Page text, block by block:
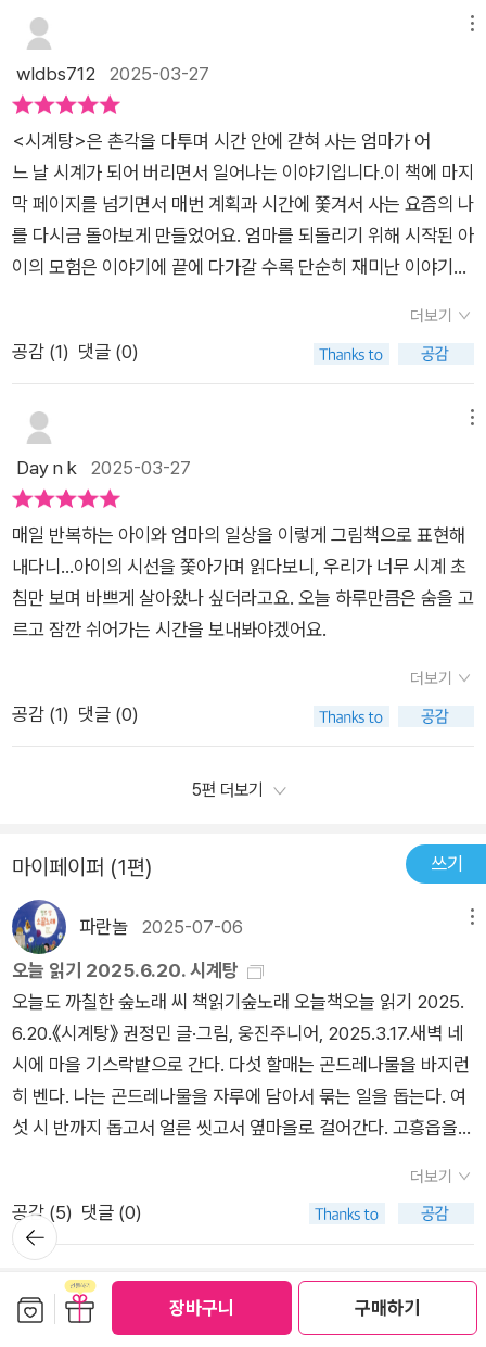
장바구니 구매하기
스로·집·마을·손발’이라는 대목을 아이와 어버이가 처음부터 다시
짚도록 이끄는 얼거리로 짜지 못 했기에 아쉽습니다.ㅍㄹㄴ※ 글
쓴이숲노래·파란놀(최종규) : 우리말꽃(국어사전)을 씁니다. “말
꽃 짓는 책숲, 숲노래”라는 이름으로 시골인 전남 고흥에서 서재
도서관·책박물관을 꾸립니다. ‘보리 국어사전’ 편집장을 맡았고,
‘이오덕 어른 유고’를 갈무리했습니다. 《새로 쓰는 말밑 꾸러미
사전》, 《들꽃내음 따라 걷다가 작은책집을 보았습니다》, 《우리말
꽃》, 《미래세대를 위한 우리말과 문해력》, 《쉬운 말이 평화》, 《곁
말》, 《곁책》, 《새로 쓰는 말밑 꾸러미 사전》, 《새로 쓰는 비슷한말
꾸러미 사전》, 《책숲마실》, 《우리말 수수께끼 동시》, 《우리말 동
시 사전》, 《우리말 글쓰기 사전》, 《이오덕 마음 읽기》, 《시골에서
살림 짓는 즐거움》, 《숲에서 살려낸 우리말》, 《마을에서 살려낸
우리말》, 《읽는 우리말 사전 1·2·3》 들을 썼습니다. blog.naver.
갖는게 쉽지 않습니다. 그래서 매번 고민을 합니다. 이게 맞나, 저
까 해도되나.. 정답을 찾기가 참 쉽지 않습니다. 이렇다보니 매일
본 순간, 저와 아이들의 모습이 생각나 궁금했어요.매 시간마다
엄마는 재촉을 합니다. 나는 시간을 쪼개고 싶지 않습니다. 왜 그
래야 하는지 이해가 되지 않지요. 그래서 간절히 원했습니다. 엄
마의 시간 재촉 소리가 사라졌으면 하고요. 그랬더니 다음날, 소
원이 이뤄졌어요. 엄마가 시계가 되어버렸거든요. 덕분에 잔소리
가 사라졌어요. 늦어도 천천히해도 엄마는 아무말도 하지 않았거
든요. 그런데.. 엄마가 완전히 멈춰 버렸습니다. 놀란 나는 119에
봐주지 않았어요. 정 급하면 시계탕으로 찾아오라던 시계 병원 할
머니의 말을 생각하며 나는 엄마를 카트에 싣고 시계탕이 있을만
한 곳을 찾아 떠납니다.​엄마도 아이에게 재촉하고 싶지 않을 거예
요. 하지만 재촉하지 않으면 아이가 제 시간에 일을 끝내지 못하
니 어쩔 수가 없습니다. 호기심이 넘치는 아이들이니 하나에만 집
중하지 못하는게 당연하지만, 그렇다고 시간을 무한정 줄 수는 없
으니까요. 아이 입장에서는 잔소리로만 들릴테고, 하고 싶은 것들
먼저 하고 싶을 거예요. 그러나 놀기만 하고 하고 싶은 것만 하면
해야하는 공부가 있는거지요. 아이들 입장은 충분히 공감이 갑니
다. 당장 아이들은 엄마의 마음을 이해해 줄 수 없겠지요. 그런데
엄마도 이렇게 내 아이를 다그치고 재촉해야 하는 것에 스트레스
를 받습니다. 매 순간이 선택의 기로에 놓여있고, 그 선택이 아이
들도 방전이 됩니다. 아무것도 하기 싫어질 때가 있어요. 이런 때
가 되었을 때, 아이들은 그저 좋기만 할까요? 처음엔 좋을지 몰라
도 어느 순간부터는 엄마가 놀아주지도, 공부를 봐주지도, 자신에
게 관심을 가져주지도 않는게 이상해서 더 눈치를 보게 되지 않을
까요? 아이에게도 엄마에게도, 쉼표는 필요한 것 같아요. 아무것
도 하지 않거나 하루종일 하고 싶은 것만 해보거나. 늘어지게 잠
만 자보거나 신나게 체력이 완전 바닥날 때까지 놀아보거나. 무엇
이 되었든 잠시의 멈춤은 꼭 필요합니다. 그 멈춤에서 에너지를
충전해서 다시 달릴 수 있는 거니까요. 매일 시간과의 전쟁을 벌
이는 저에게 참 인상깊은 동화책이었어요. 이번 여름방학은 아이
wldbs712 2025-03-27
<시계탕>은 촌각을 다투며 시간 안에 갇혀 사는 엄마가 어
느 날 시계가 되어 버리면서 일어나는 이야기입니다.이 책에 마지
막 페이지를 넘기면서 매번 계획과 시간에 쫓겨서 사는 요즘의 나
를 다시금 돌아보게 만들었어요. 엄마를 되돌리기 위해 시작된 아
이의 모험은 이야기에 끝에 다가갈 수록 단순히 재미난 이야기로
해 다시금 생각할 여지를 줍니다. 아이가 엄마의 보호자 역할을
하며 자신만의 힘으로 문제를 해결해 나가는 모습이 참 기특해보
의 미술가들의 작품을 오마주한 그림들도 있어 이번 작품을 더 재
요~
더보기
공감 (1) 댓글 (0)
Day n k 2025-03-27
매일 반복하는 아이와 엄마의 일상을 이렇게 그림책으로 표현해
내다니...아이의 시선을 쫓아가며 읽다보니, 우리가 너무 시계 초
침만 보며 바쁘게 살아왔나 싶더라고요. 오늘 하루만큼은 숨을 고
르고 잠깐 쉬어가는 시간을 보내봐야겠어요.
더보기
공감 (1) 댓글 (0)
5편 더보기
마이페이퍼 (1편) 쓰기
파란놀 2025-07-06
오늘 읽기 2025.6.20. 시계탕
오늘도 까칠한 숲노래 씨 책읽기숲노래 오늘책오늘 읽기 2025.
6.20.《시계탕》 권정민 글·그림, 웅진주니어, 2025.3.17.새벽 네
시에 마을 기스락밭으로 간다. 다섯 할매는 곤드레나물을 바지런
히 벤다. 나는 곤드레나물을 자루에 담아서 묶는 일을 돕는다. 여
섯 시 반까지 돕고서 얼른 씻고서 옆마을로 걸어간다. 고흥읍을
제도서전 사유화’를 둘러싼 속내와 말썽거리가 무엇인지 들여다
보는 이야기밭을 열기로 했다. 시외버스에서 한참 잔다. 부산에
닿아서 보수동책골목을 살짝 들른다. 낮에 조금 더 쉬고서 저녁부
터 새벽 03:30까지 이야기꽃을 피운다. 《시계탕》을 돌아본다. 바
쁜 나머지 아이어른이 오히려 집에서 못 만나고 못 노는 굴레를
더보기
공감 (5) 댓글 (0)
반품/교환 안내
뒤로가
기